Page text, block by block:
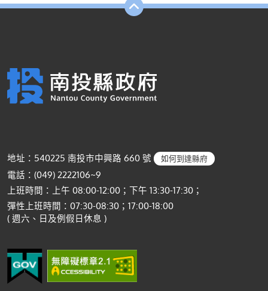
地址：540225 南投市中興路 660 號 如何到達縣府
電話：(049) 2222106~9
上班時間：上午 08:00-12:00；下午 13:30-17:30；
彈性上班時間：07:30-08:30；17:00-18:00
( 週六、日及例假日休息 )